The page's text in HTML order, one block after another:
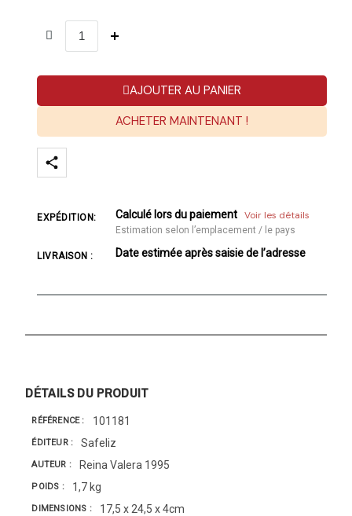
AJOUTER AU PANIER
ACHETER MAINTENANT !
EXPÉDITION: Calculé lors du paiement Voir les détails
Estimation selon l’emplacement / le pays
LIVRAISON : Date estimée après saisie de l’adresse
DÉTAILS DU PRODUIT
RÉFÉRENCE 101181
ÉDITEUR Safeliz
AUTEUR Reina Valera 1995
POIDS 1,7 kg
DIMENSIONS 17,5 x 24,5 x 4cm